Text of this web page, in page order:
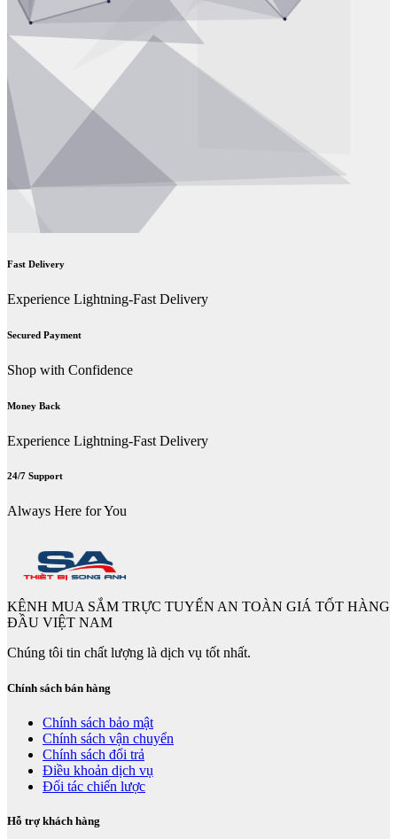
Fast Delivery
Experience Lightning-Fast Delivery
Secured Payment
Shop with Confidence
Money Back
Experience Lightning-Fast Delivery
24/7 Support
Always Here for You
KÊNH MUA SẮM TRỰC TUYẾN AN TOÀN GIÁ TỐT HÀNG
ĐẦU VIỆT NAM
Chúng tôi tin chất lượng là dịch vụ tốt nhất.
Chính sách bán hàng
Chính sách bảo mật
Chính sách vận chuyển
Chính sách đổi trả
Điều khoản dịch vụ
Đối tác chiến lược
Hỗ trợ khách hàng